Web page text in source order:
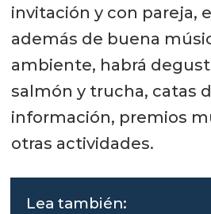
invitación y con pareja,
además de buena
ambiente, habrá
salmón y trucha, catas
información, premios
otras actividades.
Lea también: